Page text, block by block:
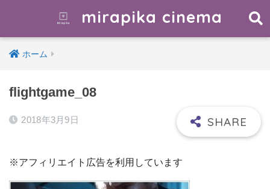
mirapika cinema
ホーム
flightgame_08
2018年3月9日
※アフィリエイト広告を利用しています